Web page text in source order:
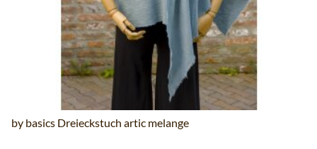
by basics Dreieckstuch artic melange